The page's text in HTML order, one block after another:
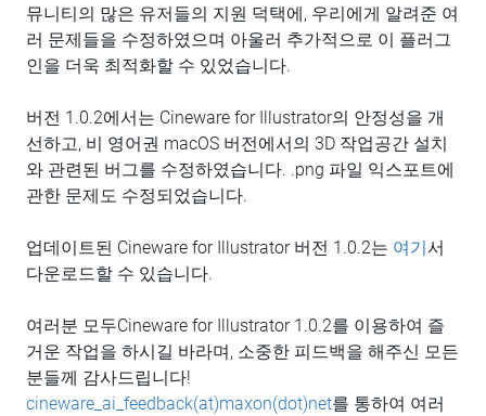
뮤니티의 많은 유저들의 지원 덕택에, 우리에게 알려준 여
러 문제들을 수정하였으며 아울러 추가적으로 이 플러그
인을 더욱 최적화할 수 있었습니다.
버전 1.0.2에서는 Cineware for Illustrator의 안정성을 개
선하고, 비 영어권 macOS 버전에서의 3D 작업공간 설치
와 관련된 버그를 수정하였습니다. .png 파일 익스포트에
관한 문제도 수정되었습니다.
업데이트된 Cineware for Illustrator 버전 1.0.2는 여기서
다운로드할 수 있습니다.
여러분 모두Cineware for Illustrator 1.0.2를 이용하여 즐
거운 작업을 하시길 바라며, 소중한 피드백을 해주신 모든
분들께 감사드립니다!
cineware_ai_feedback(at)maxon(dot)net를 통하여 여러